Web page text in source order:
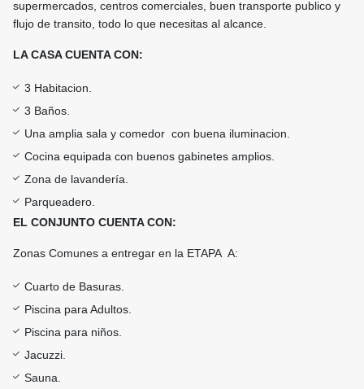
supermercados, centros comerciales, buen transporte publico y
flujo de transito, todo lo que necesitas al alcance.
LA CASA CUENTA CON:
3 Habitacion.
3 Baños.
Una amplia sala y comedor con buena iluminacion.
Cocina equipada con buenos gabinetes amplios.
Zona de lavandería.
Parqueadero.
EL CONJUNTO CUENTA CON:
Zonas Comunes a entregar en la ETAPA A:
Cuarto de Basuras.
Piscina para Adultos.
Piscina para niños.
Jacuzzi.
Sauna.